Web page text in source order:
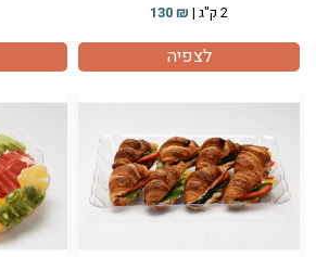
2 ק"ג | ₪
130
לצפיה